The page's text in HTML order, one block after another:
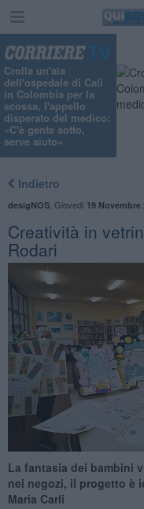
Crolla un'ala
dell'ospedale di Calì
in Colombia per la
scossa, l'appello
disperato del medico:
«C'è gente sotto,
serve aiuto»
Indietro
desigNOS, Giovedì 19 Novembre
Creatività in
Rodari
La fantasia dei bambini
nei negozi, il progetto è
Maria Carli